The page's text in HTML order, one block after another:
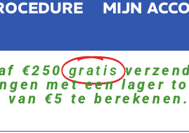
MIJN
€250 gratis
met een lager
van €5 te